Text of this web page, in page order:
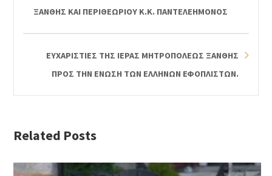
ΞΑΝΘΗΣ ΚΑΙ ΠΕΡΙΘΕΩΡΙΟΥ Κ.Κ. ΠΑΝΤΕΛΕΗΜΟΝΟΣ
ΕΥΧΑΡΙΣΤΙΕΣ ΤΗΣ ΙΕΡΑΣ ΜΗΤΡΟΠΟΛΕΩΣ ΞΑΝΘΗΣ
ΠΡΟΣ ΤΗΝ ΕΝΩΣΗ ΤΩΝ ΕΛΛΗΝΩΝ ΕΦΟΠΛΙΣΤΩΝ.
Related Posts